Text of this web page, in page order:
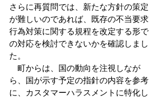
さらに再質問では、新たな方針の策定
が難しいのであれば、既存の不当要求
行為対策に関する規程を改定する形で
の対応を検討できないかを確認しまし
た。
町からは、国の動向を注視しなが
ら、国が示す予定の指針の内容を参考
に、カスタマーハラスメントに特化し